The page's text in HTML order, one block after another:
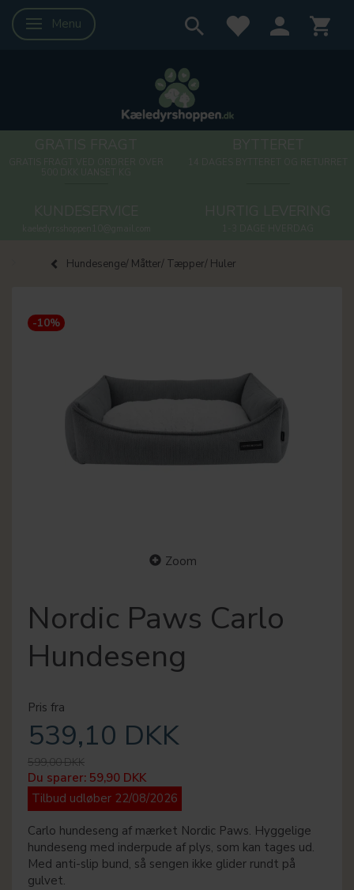
Skifte navigation
Menu
Hundesenge/ Måtter/ Tæpper/ Huler
-10%
Zoom
Nordic Paws Carlo
Hundeseng
Pris fra
539,10 DKK
599,00 DKK
Du sparer: 59,90 DKK
Tilbud udløber 22/08/2026
Carlo hundeseng af mærket Nordic Paws. Hyggelige
hundeseng med inderpude af plys, som kan tages ud.
Med anti-slip bund, så sengen ikke glider rundt på
gulvet.